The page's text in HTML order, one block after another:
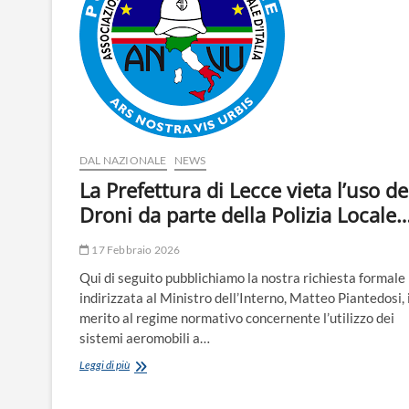
DAL NAZIONALE NEWS
La Prefettura di Lecce vieta l’uso
Droni da parte della Polizia
17 Febbraio 2026
Qui di seguito pubblichiamo la nostra richiesta formale
indirizzata al Ministro dell’Interno, Matteo Piantedosi,
merito al regime normativo concernente l’utilizzo dei
sistemi aeromobili a…
Leggi di piùLa